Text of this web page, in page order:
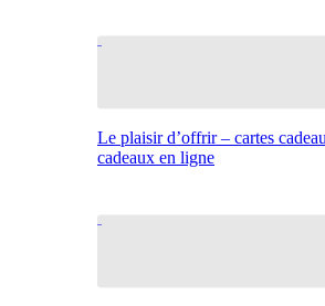
Le plaisir d’offrir – cartes
cadeaux en ligne